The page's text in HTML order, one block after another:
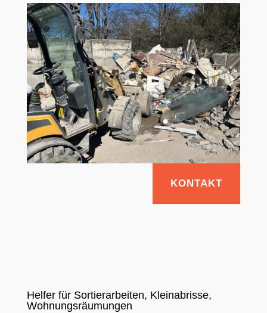
KONTAKT
Helfer für Sortierarbeiten, Kleinabrisse,
Wohnungsräumungen